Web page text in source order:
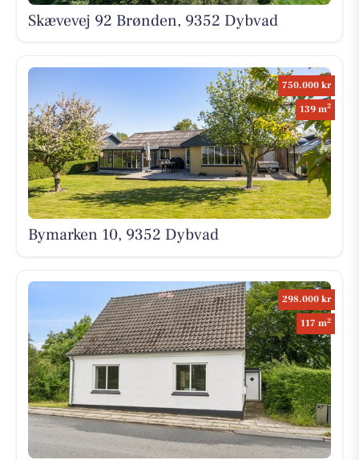
Skævevej 92 Brønden, 9352 Dybvad
750.000 kr
139 m2
Bymarken 10, 9352 Dybvad
298.000 kr
117 m2